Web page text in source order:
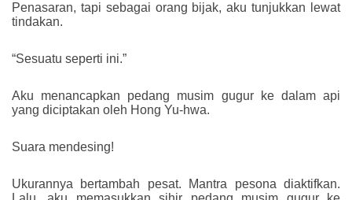
Penasaran, tapi sebagai orang bijak, aku tunjukkan lewat
tindakan.
“Sesuatu seperti ini.”
Aku menancapkan pedang musim gugur ke dalam api
yang diciptakan oleh Hong Yu-hwa.
Suara mendesing!
Ukurannya bertambah pesat. Mantra pesona diaktifkan.